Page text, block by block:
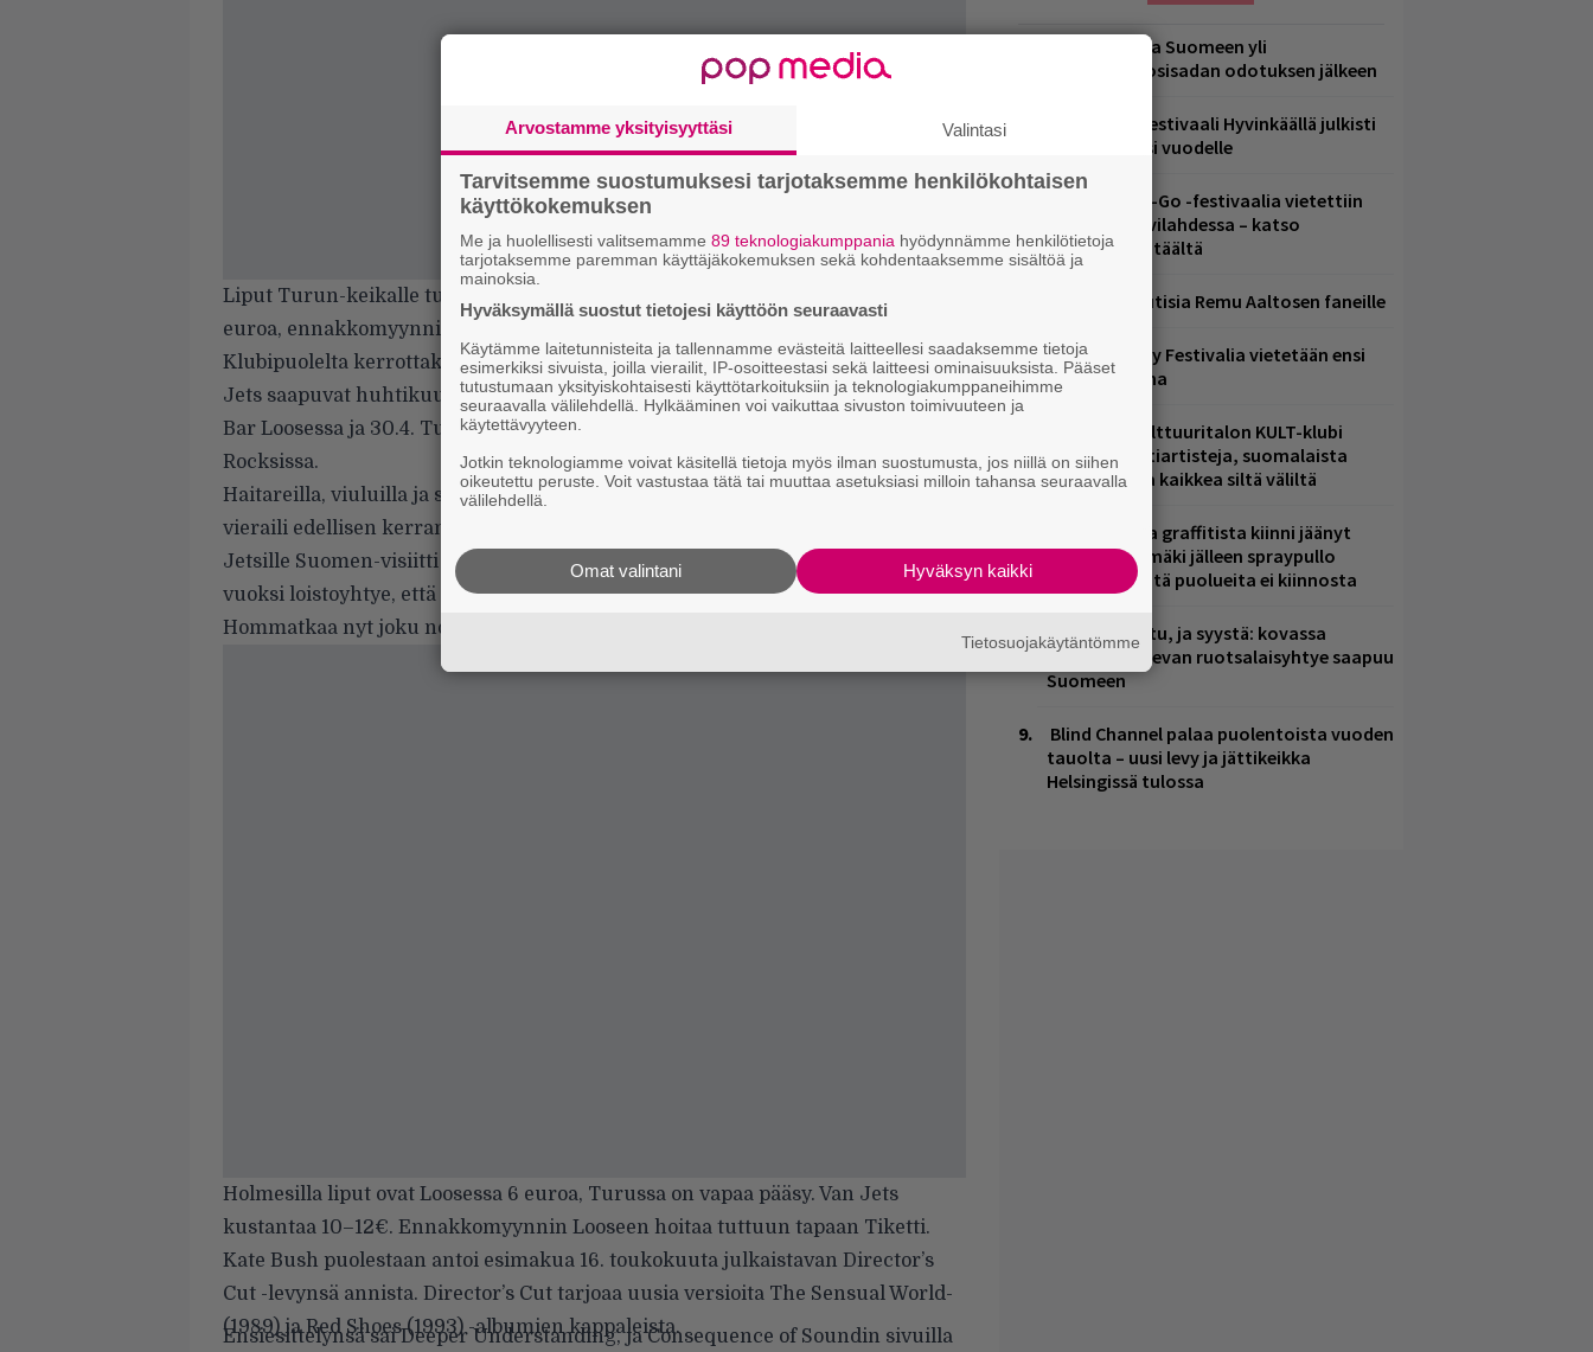
Liput Turun-keikalle tulevat myyntiin ke 13.4. klo 9. Hinnat: 79 / 69 / 59 / 49
euroa, ennakkomyynnin hoitaa Lippupalvelu.
Klubipuolelta kerrottakoon, että ruotsalainen Holmesja belgialainen The Van
Jets saapuvat huhtikuussa Suomeen. Ensin mainittu esiintyy 29.4. Helsingin
Bar Loosessa ja 30.4. Turun Bar Kukassa, jälkimmäinen 12.4. Helsingin On the
Rocksissa.
Haitareilla, viuluilla ja steel-kitaroilla vahvistettua indiepoppia esittävä Holmes
vieraili edellisen kerran Suomessa vuosi sitten neljän keikan rundilla. Van
Jetsille Suomen-visiitti on ensimmäinen laatuaan. Belgialaisbändi on jo senkin
vuoksi loistoyhtye, että siinä soittaa suomalaissyntyinen Frederik Tampere.
Hommatkaa nyt joku noille Manseen keikka.
Holmesilla liput ovat Loosessa 6 euroa, Turussa on vapaa pääsy. Van Jets
kustantaa 10–12€. Ennakkomyynnin Looseen hoitaa tuttuun tapaan Tiketti.
Kate Bush puolestaan antoi esimakua 16. toukokuuta julkaistavan Director’s
Cut -levynsä annista. Director’s Cut tarjoaa uusia versioita The Sensual World-
(1989) ja Red Shoes (1993) -albumien kappaleista.
Ensiesittelynsä sai Deeper Understanding, jaConsequence of Soundin sivuilla
Weezer palaa Suomeen yli
neljännesvuosisadan odotuksen jälkeen
Äärimetallifestivaali Hyvinkäällä julkisti
esiintyjiä ensi vuodelle
Jytäkesä Go-Go -festivaalia vietettiin
Helsingin Suvilahdessa – katso
kuvagalleria täältä
Mainioita uutisia Remu Aaltosen faneille
Tampere City Festivalia vietetään ensi
viikonloppuna
Helsingin Kulttuuritalon KULT-klubi
tarjoaa kulttiartisteja, suomalaista
osaamista ja kaikkea siltä väliltä
Laittomasta graffitista kiinni jäänyt
Paavo Arhinmäki jälleen spraypullo
kädessä – näitä puolueita ei kiinnosta
Kent mainittu, ja syystä: kovassa
nosteessa olevan ruotsalaisyhtye saapuu
Suomeen
Blind Channel palaa puolentoista vuoden
tauolta – uusi levy ja jättikeikka
Helsingissä tulossa
Arvostamme yksityisyyttäsi Valintasi
Tarvitsemme suostumuksesi tarjotaksemme henkilökohtaisen
käyttökokemuksen
Me ja huolellisesti valitsemamme 89 teknologiakumppania hyödynnämme henkilötietoja
tarjotaksemme paremman käyttäjäkokemuksen sekä kohdentaaksemme sisältöä ja
mainoksia.
Hyväksymällä suostut tietojesi käyttöön seuraavasti
Käytämme laitetunnisteita ja tallennamme evästeitä laitteellesi saadaksemme tietoja
esimerkiksi sivuista, joilla vierailit, IP-osoitteestasi sekä laitteesi ominaisuuksista. Pääset
tutustumaan yksityiskohtaisesti käyttötarkoituksiin ja teknologiakumppaneihimme
seuraavalla välilehdellä. Hylkääminen voi vaikuttaa sivuston toimivuuteen ja
käytettävyyteen.
Jotkin teknologiamme voivat käsitellä tietoja myös ilman suostumusta, jos niillä on siihen
oikeutettu peruste. Voit vastustaa tätä tai muuttaa asetuksiasi milloin tahansa seuraavalla
välilehdellä.
Hyväksyn kaikki
Omat valintani
Tietosuojakäytäntömme